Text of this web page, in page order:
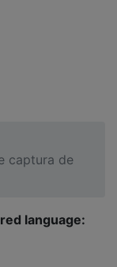
captura de
language: